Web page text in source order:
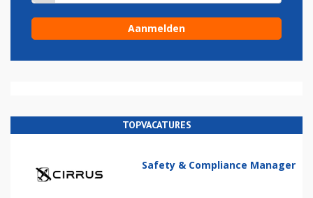
TOPVACATURES
Safety & Compliance Manager